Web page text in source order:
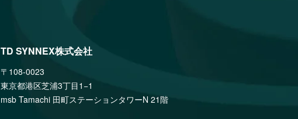
TD SYNNEX株式会社
〒108-0023
東京都港区芝浦3丁目1−1
msb Tamachi 田町ステーションタワーN 21階